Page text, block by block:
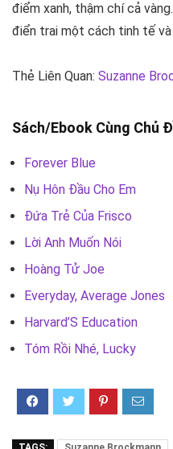
điểm xanh, thậm chí cả
điển trai một cách tinh tế
Thẻ Liên Quan: Suzanne
Sách/Ebook Cùng Chủ
Forever Blue
Nụ Hôn Đầu Cho Em
Đứa Trẻ Của Frisco
Lời Anh Muốn Nói
Hoàng Tử Joe
Everyday, Average Jones
Harvard’S Education
Tóm Rồi Nhé, Lucky